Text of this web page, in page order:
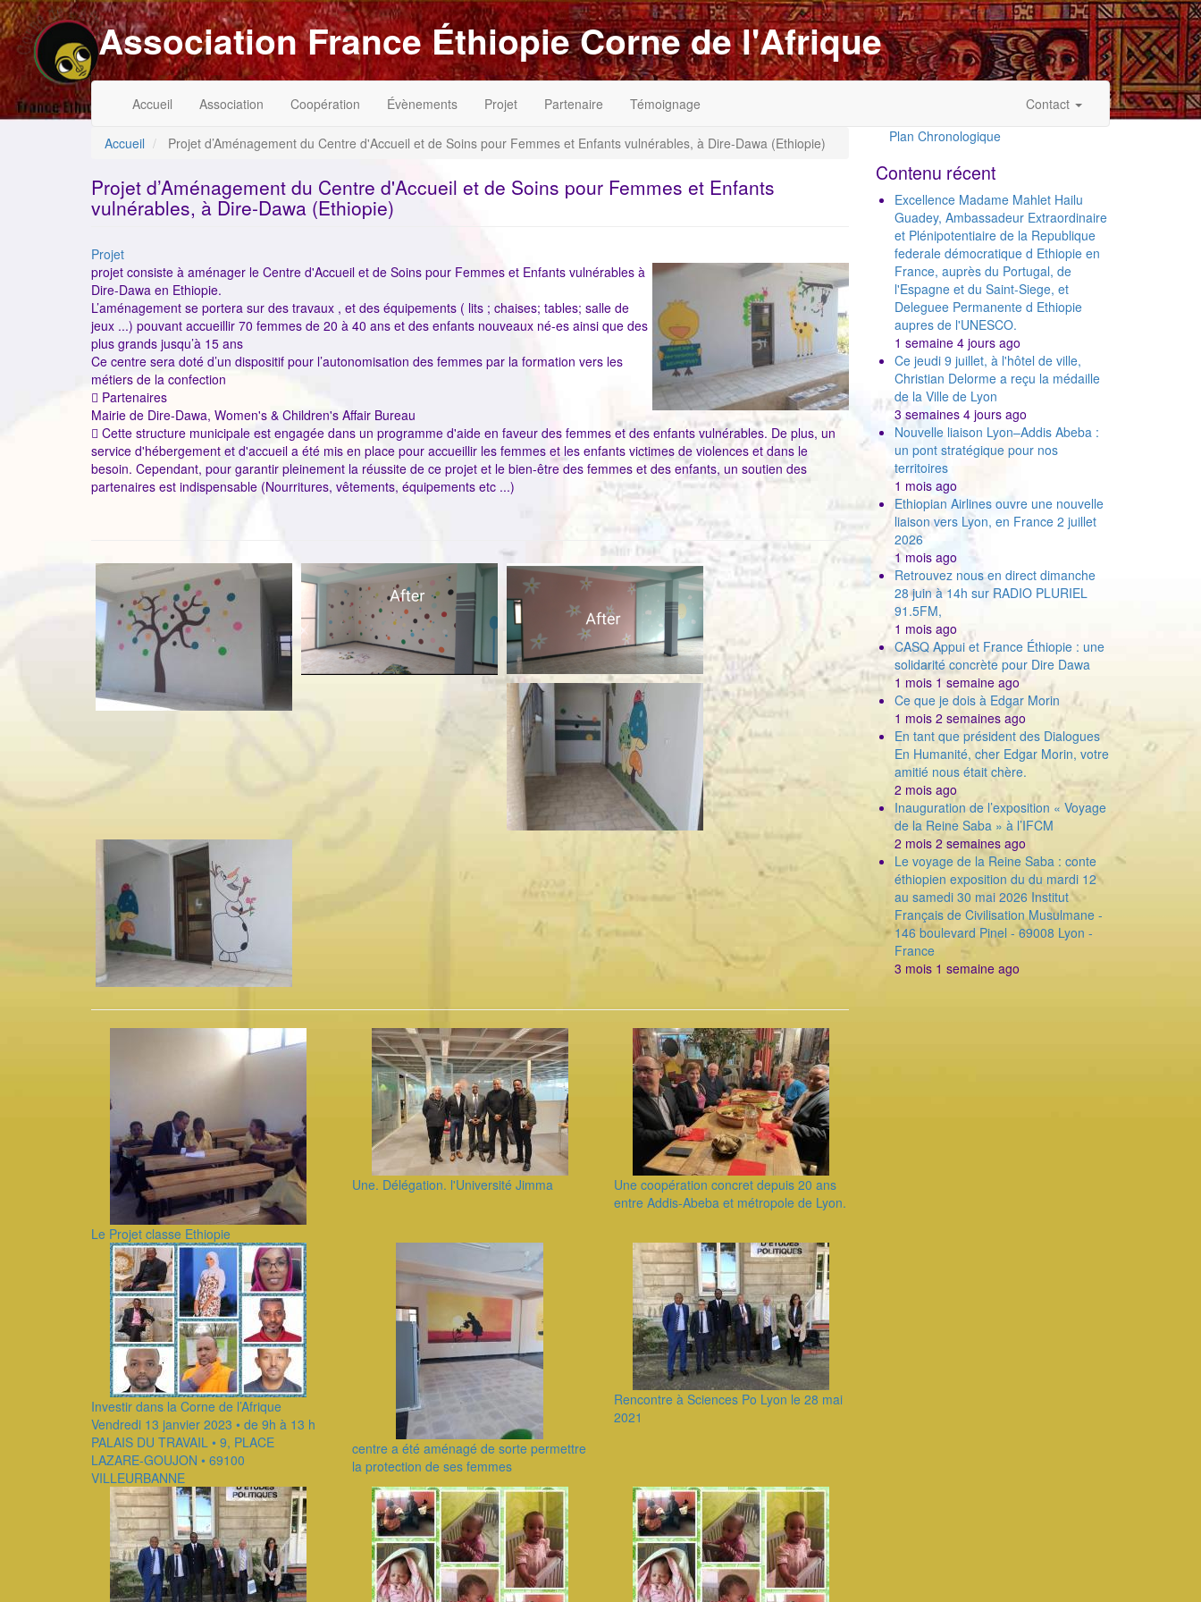
Aller
au
contenu
principal
Association France Éthiopie Corne de l'Afrique
principale
Accueil Association Coopération Évènements Projet Partenaire Témoignage
du
de
Contact
Accueil Projet d’Aménagement du Centre d'Accueil et de Soins pour Femmes et Enfants vulnérables, à Dire-Dawa (Ethiopie)
Projet d’Aménagement du Centre d'Accueil et de Soins pour Femmes et Enfants
vulnérables, à Dire-Dawa (Ethiopie)
Catégorie
Projet
ImageenAvant
projet consiste à aménager le Centre d'Accueil et de Soins pour Femmes et Enfants vulnérables à
Dire-Dawa en Ethiopie.
L’aménagement se portera sur des travaux , et des équipements ( lits ; chaises; tables; salle de
jeux ...) pouvant accueillir 70 femmes de 20 à 40 ans et des enfants nouveaux né-es ainsi que des
plus grands jusqu’à 15 ans
Ce centre sera doté d’un dispositif pour l’autonomisation des femmes par la formation vers les
métiers de la confection
 Partenaires
Mairie de Dire-Dawa, Women's & Children's Affair Bureau
 Cette structure municipale est engagée dans un programme d'aide en faveur des femmes et des enfants vulnérables. De plus, un
service d'hébergement et d'accueil a été mis en place pour accueillir les femmes et les enfants victimes de violences et dans le
besoin. Cependant, pour garantir pleinement la réussite de ce projet et le bien-être des femmes et des enfants, un soutien des
partenaires est indispensable (Nourritures, vêtements, équipements etc ...)
Le Projet classe Ethiopie
Une. Délégation. l'Université Jimma
Une coopération concret depuis 20 ans
entre Addis-Abeba et métropole de Lyon.
Investir dans la Corne de l’Afrique
Vendredi 13 janvier 2023 • de 9h à 13 h
PALAIS DU TRAVAIL • 9, PLACE
LAZARE-GOUJON • 69100
VILLEURBANNE
centre a été aménagé de sorte permettre
la protection de ses femmes
Rencontre à Sciences Po Lyon le 28 mai
2021
Plan Chronologique
Contenu récent
Excellence Madame Mahlet Hailu
Guadey, Ambassadeur Extraordinaire
et Plénipotentiaire de la Republique
federale démocratique d Ethiopie en
France, auprès du Portugal, de
l'Espagne et du Saint-Siege, et
Deleguee Permanente d Ethiopie
aupres de l'UNESCO.
1 semaine 4 jours ago
Ce jeudi 9 juillet, à l'hôtel de ville,
Christian Delorme a reçu la médaille
de la Ville de Lyon
3 semaines 4 jours ago
Nouvelle liaison Lyon–Addis Abeba :
un pont stratégique pour nos
territoires
1 mois ago
Ethiopian Airlines ouvre une nouvelle
liaison vers Lyon, en France 2 juillet
2026
1 mois ago
Retrouvez nous en direct dimanche
28 juin à 14h sur RADIO PLURIEL
91.5FM,
1 mois ago
CASQ Appui et France Éthiopie : une
solidarité concrète pour Dire Dawa
1 mois 1 semaine ago
Ce que je dois à Edgar Morin
1 mois 2 semaines ago
En tant que président des Dialogues
En Humanité, cher Edgar Morin, votre
amitié nous était chère.
2 mois ago
Inauguration de l’exposition « Voyage
de la Reine Saba » à l’IFCM
2 mois 2 semaines ago
Le voyage de la Reine Saba : conte
éthiopien exposition du du mardi 12
au samedi 30 mai 2026 Institut
Français de Civilisation Musulmane -
146 boulevard Pinel - 69008 Lyon -
France
3 mois 1 semaine ago